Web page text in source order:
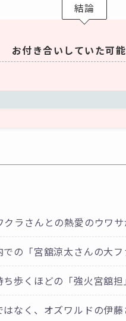
結論
お付き合いしていた可
ラさんとの熱愛のウワ
の「宮舘涼太さんの大
歩くほどの「強火宮舘担
なく、オズワルドの伊